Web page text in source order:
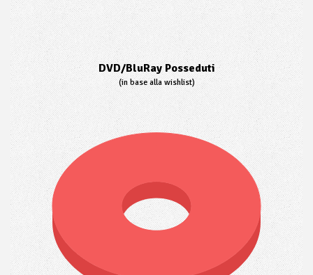
DVD/BluRay Posseduti
(in base alla wishlist)